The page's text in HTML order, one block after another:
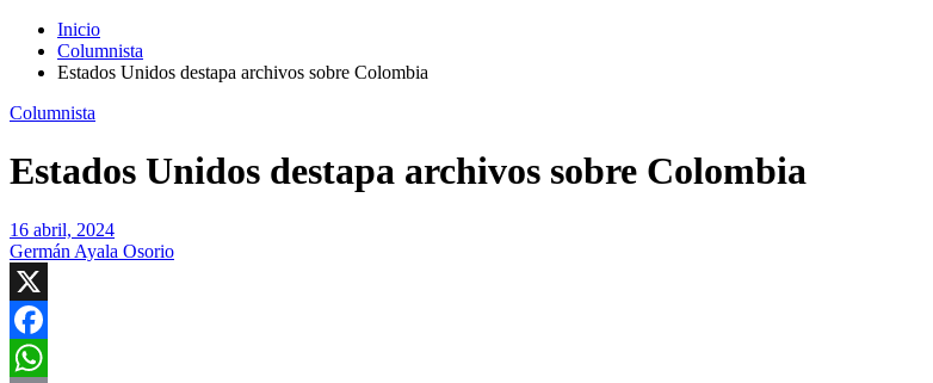
Inicio
Columnista
Estados Unidos destapa archivos sobre Colombia
Columnista
Estados Unidos destapa archivos sobre Colombia
16 abril, 2024
Germán Ayala Osorio
X
Facebook